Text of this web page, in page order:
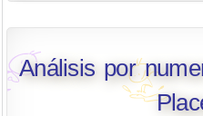
Análisis por